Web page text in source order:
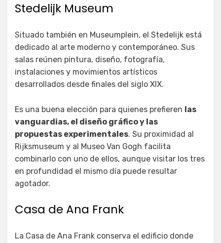
Stedelijk Museum
Situado también en Museumplein, el Stedelijk está
dedicado al arte moderno y contemporáneo. Sus
salas reúnen pintura, diseño, fotografía,
instalaciones y movimientos artísticos
desarrollados desde finales del siglo XIX.
Es una buena elección para quienes prefieren las
vanguardias, el diseño gráfico y las
propuestas experimentales. Su proximidad al
Rijksmuseum y al Museo Van Gogh facilita
combinarlo con uno de ellos, aunque visitar los tres
en profundidad el mismo día puede resultar
agotador.
Casa de Ana Frank
La Casa de Ana Frank conserva el edificio donde